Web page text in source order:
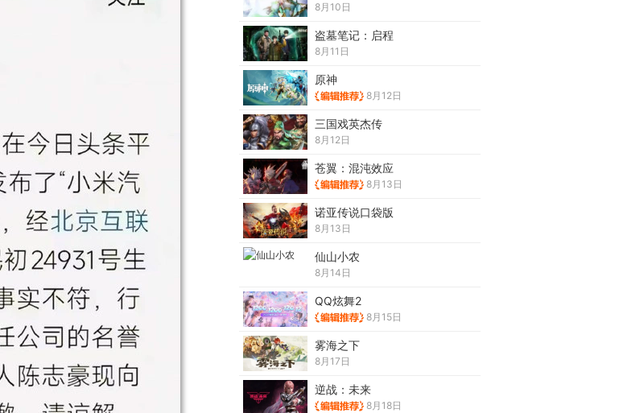
8月10日
盗墓笔记：启程
8月11日
原神
8月12日
三国戏英杰传
8月12日
苍翼：混沌效应
8月13日
诺亚传说口袋版
8月13日
仙山小农
8月14日
QQ炫舞2
8月15日
雾海之下
8月17日
逆战：未来
8月18日